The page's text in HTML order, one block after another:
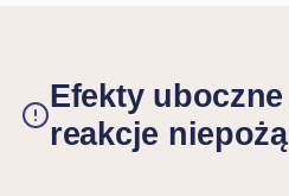
Efekty
reakcje